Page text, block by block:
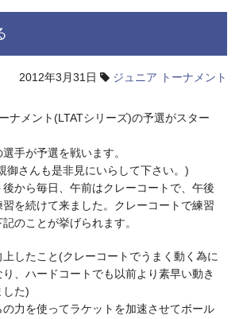
2012年3月31日 ジュニア トーナメント
ナメント(LTATシリーズ)の予選がスター
手が予選を戦います。
御さんも是非見にいらして下さい。)
から毎日、午前はクレーコートで、午後
を続けて来ました。クレーコートで練習
のことが挙げられます。
上したこと(クレーコートでうまく動く為に
、ハードコートでも以前より素早い動き
した)
の力を使ってラケットを加速させてボール